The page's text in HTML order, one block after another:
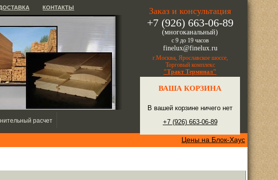
Заказ и консультация
+7 (926) 663-06-89
(многоканальный)
с 9 до 19 часов
finelux@finelux.ru
г.Москва, Ярославское шоссе,
Торговый комплекс
"Тракт Терминал"
ВАША КОРЗИНА
В вашей корзине ничего нет
+7 (926) 663-06-89
КОНТАКТЫ
Цены на Блок-Хаус
расчет